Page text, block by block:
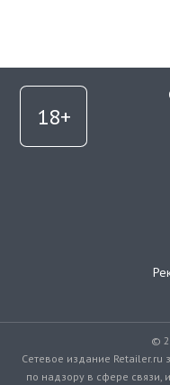
©
Сетевое издание
по надзору в сфере связи,